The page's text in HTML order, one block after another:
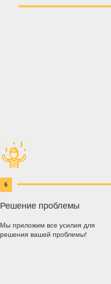
6
Решение проблемы
Мы приложим все усилия для
решения вашей проблемы!